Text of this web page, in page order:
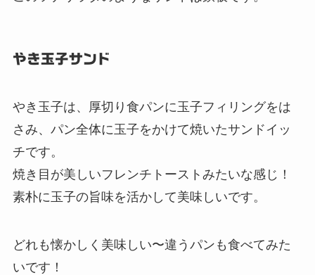
やき玉子サンド
やき玉子は、厚切り食パンに玉子フィリングをは
さみ、パン全体に玉子をかけて焼いたサンドイッ
チです。
焼き目が美しいフレンチトーストみたいな感じ！
素朴に玉子の旨味を活かして美味しいです。
どれも懐かしく美味しい〜違うパンも食べてみた
いです！